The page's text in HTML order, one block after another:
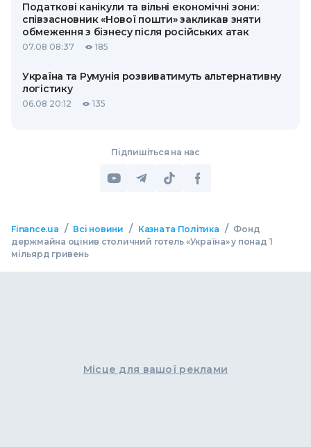
Податкові канікули та вільні економічні зони:
співзасновник «Нової пошти» закликав зняти
обмеження з бізнесу після російських атак
07.08 08:37 185
Україна та Румунія розвиватимуть альтернативну
логістику
06.08 20:12 135
Підпишіться на нас
Finance.ua / Всі новини / Казна та Політика / Фонд
держмайна оцінив столичний готель «Україна» у понад 1
мільярд гривень
Місце для вашої реклами